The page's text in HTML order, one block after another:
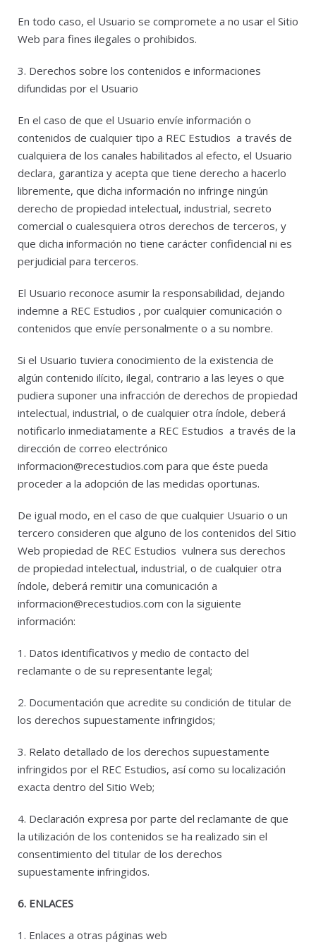
En todo caso, el Usuario se compromete a no usar el Sitio
Web para fines ilegales o prohibidos.
3. Derechos sobre los contenidos e informaciones
difundidas por el Usuario
En el caso de que el Usuario envíe información o
contenidos de cualquier tipo a REC Estudios a través de
cualquiera de los canales habilitados al efecto, el Usuario
declara, garantiza y acepta que tiene derecho a hacerlo
libremente, que dicha información no infringe ningún
derecho de propiedad intelectual, industrial, secreto
comercial o cualesquiera otros derechos de terceros, y
que dicha información no tiene carácter confidencial ni es
perjudicial para terceros.
El Usuario reconoce asumir la responsabilidad, dejando
indemne a REC Estudios , por cualquier comunicación o
contenidos que envíe personalmente o a su nombre.
Si el Usuario tuviera conocimiento de la existencia de
algún contenido ilícito, ilegal, contrario a las leyes o que
pudiera suponer una infracción de derechos de propiedad
intelectual, industrial, o de cualquier otra índole, deberá
notificarlo inmediatamente a REC Estudios a través de la
dirección de correo electrónico
informacion@recestudios.com para que éste pueda
proceder a la adopción de las medidas oportunas.
De igual modo, en el caso de que cualquier Usuario o un
tercero consideren que alguno de los contenidos del Sitio
Web propiedad de REC Estudios vulnera sus derechos
de propiedad intelectual, industrial, o de cualquier otra
índole, deberá remitir una comunicación a
informacion@recestudios.com con la siguiente
información:
1. Datos identificativos y medio de contacto del
reclamante o de su representante legal;
2. Documentación que acredite su condición de titular de
los derechos supuestamente infringidos;
3. Relato detallado de los derechos supuestamente
infringidos por el REC Estudios, así como su localización
exacta dentro del Sitio Web;
4. Declaración expresa por parte del reclamante de que
la utilización de los contenidos se ha realizado sin el
consentimiento del titular de los derechos
supuestamente infringidos.
6. ENLACES
1. Enlaces a otras páginas web